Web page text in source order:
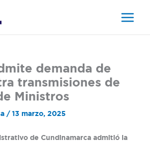
demanda de
transmisiones de
Ministros
/ 13 marzo, 2025
de Cundinamarca admitió la